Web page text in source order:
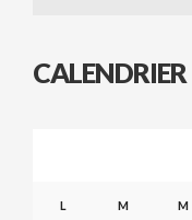
CALENDRIER
L M M